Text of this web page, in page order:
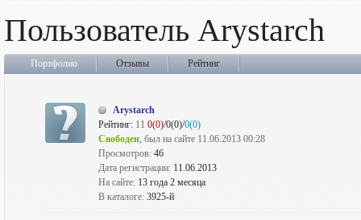
Пользователь Arystarch
Портфолио Отзывы Рейтинг
Arystarch
Рейтинг: 11 0(0)/0(0)/0(0)
Свободен, был на сайте 11.06.2013 00:28
Просмотров: 46
Дата регистрации: 11.06.2013
На сайте: 13 года 2 месяца
В каталоге: 3925-й